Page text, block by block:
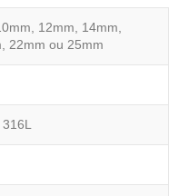
12mm, 14mm,
22mm ou 25mm